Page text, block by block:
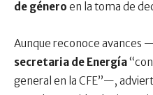
de género en la toma de
Aunque reconoce avances
secretaria de Energía
general en la CFE”—,